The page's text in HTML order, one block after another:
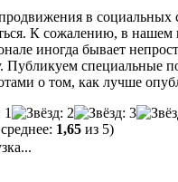
в социальных
К сожалению, в
иногда бывает
Публикуем специальные
о том, как лучше
1,65 из 5)